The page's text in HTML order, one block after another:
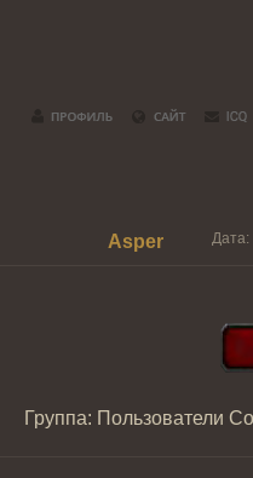
Asper
Группа: Пользователи